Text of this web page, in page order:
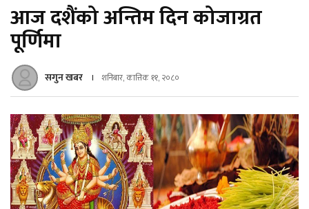
आज दशैंको अन्तिम दिन कोजाग्रत
पूर्णिमा
सगुन खबर शनिबार, कात्तिक ११, २०८०